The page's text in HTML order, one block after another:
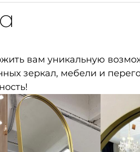
вам уникальную
зеркал, мебели и